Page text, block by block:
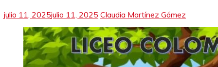
julio 11, 2025julio 11, 2025 Claudia Martínez Gómez